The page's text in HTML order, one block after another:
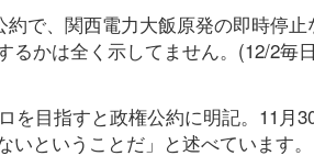
で、関西電力大飯原発の即時停
るかは全く示してません。(12/2毎
を目指すと政権公約に明記。11月
ということだ」と述べています。